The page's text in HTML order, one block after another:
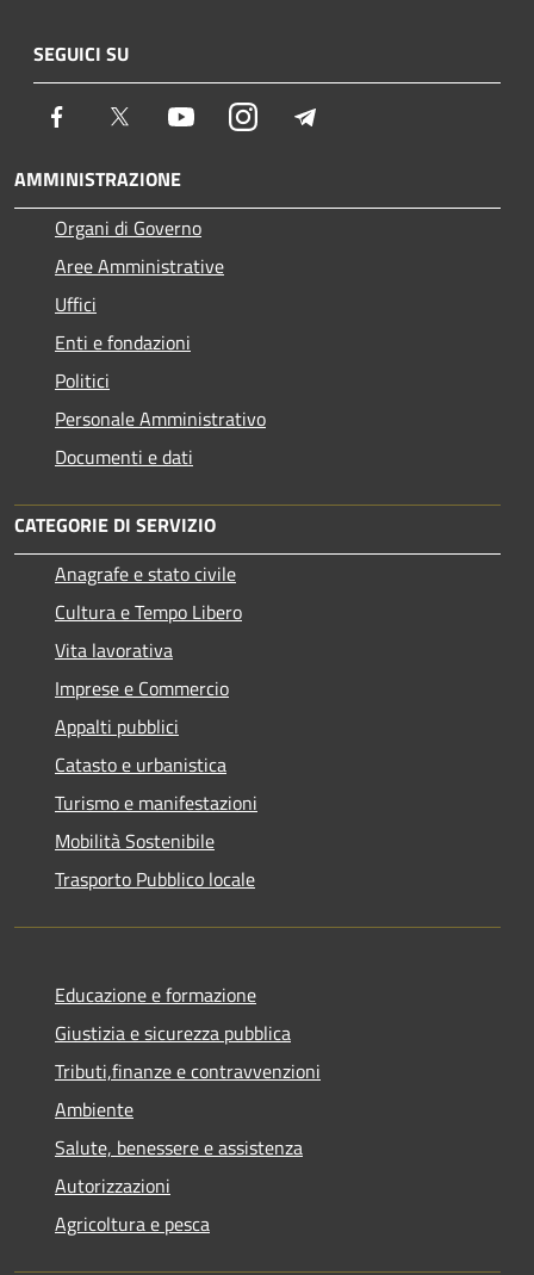
SEGUICI SU
Facebook Twitter YoutubeInstagram
AMMINISTRAZIONE
Organi di Governo
Aree Amministrative
Uffici
Enti e fondazioni
Politici
Personale Amministrativo
Documenti e dati
CATEGORIE DI SERVIZIO
Anagrafe e stato civile
Cultura e Tempo Libero
Vita lavorativa
Imprese e Commercio
Appalti pubblici
Catasto e urbanistica
Turismo e manifestazioni
Mobilità Sostenibile
Trasporto Pubblico locale
Educazione e formazione
Giustizia e sicurezza pubblica
Tributi,finanze e contravvenzioni
Ambiente
Salute, benessere e assistenza
Autorizzazioni
Agricoltura e pesca